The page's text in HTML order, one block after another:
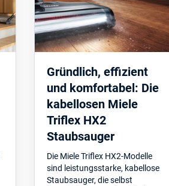
Gründlich, effizient
und komfortabel: Die
kabellosen Miele
Triflex HX2
Staubsauger
Die Miele Triflex HX2-Modelle
sind leistungsstarke, kabellose
Staubsauger, die selbst